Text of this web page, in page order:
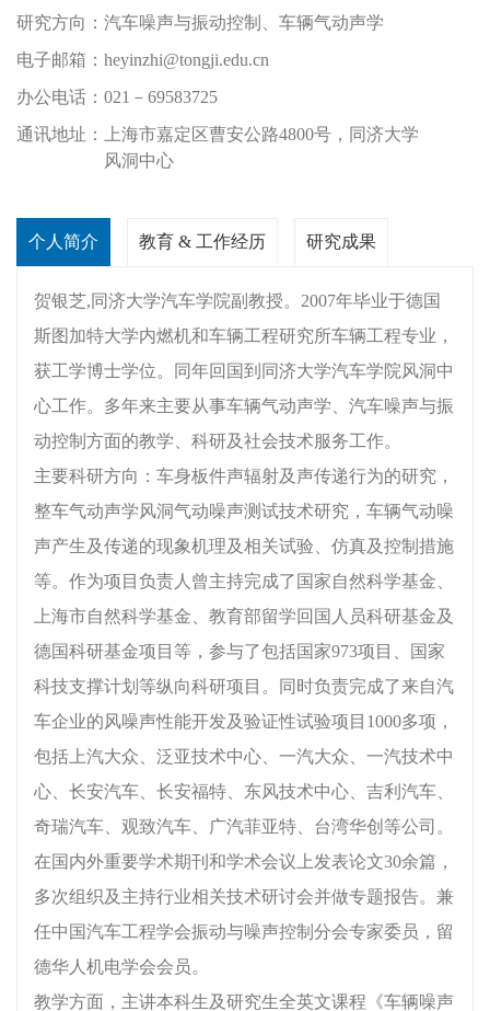
研究方向： 汽车噪声与振动控制、车辆气动声学
电子邮箱： heyinzhi@tongji.edu.cn
办公电话： 021－69583725
通讯地址：
上海市嘉定区曹安公路4800号，同济大学
风洞中心
个人简介 教育 & 工作经历 研究成果
贺银芝,同济大学汽车学院副教授。2007年毕业于德国
斯图加特大学内燃机和车辆工程研究所车辆工程专业，
获工学博士学位。同年回国到同济大学汽车学院风洞中
心工作。多年来主要从事车辆气动声学、汽车噪声与振
动控制方面的教学、科研及社会技术服务工作。
主要科研方向：车身板件声辐射及声传递行为的研究，
整车气动声学风洞气动噪声测试技术研究，车辆气动噪
声产生及传递的现象机理及相关试验、仿真及控制措施
等。作为项目负责人曾主持完成了国家自然科学基金、
上海市自然科学基金、教育部留学回国人员科研基金及
德国科研基金项目等，参与了包括国家973项目、国家
科技支撑计划等纵向科研项目。同时负责完成了来自汽
车企业的风噪声性能开发及验证性试验项目1000多项，
包括上汽大众、泛亚技术中心、一汽大众、一汽技术中
心、长安汽车、长安福特、东风技术中心、吉利汽车、
奇瑞汽车、观致汽车、广汽菲亚特、台湾华创等公司。
在国内外重要学术期刊和学术会议上发表论文30余篇，
多次组织及主持行业相关技术研讨会并做专题报告。兼
任中国汽车工程学会振动与噪声控制分会专家委员，留
德华人机电学会会员。
教学方面，主讲本科生及研究生全英文课程《车辆噪声